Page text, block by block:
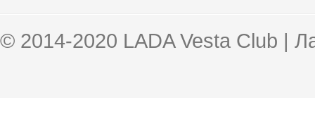
© 2014-2020 LADA Vesta Club |